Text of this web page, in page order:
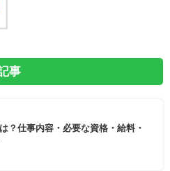
事
？仕事内容・必要な資格・給料・